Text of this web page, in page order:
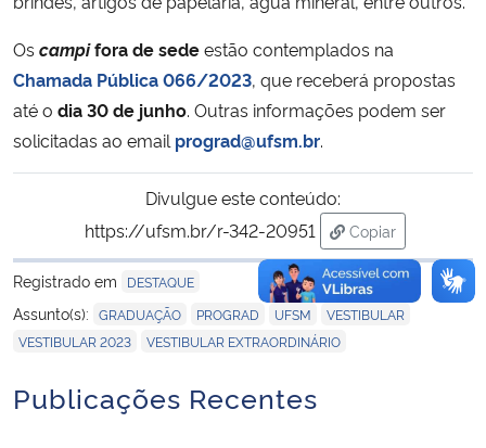
Os campifora de sedeestão contemplados na
Chamada Pública 066/2023, que receberá propostas
até o dia 30 de junho. Outras informações podem ser
solicitadas ao email prograd@ufsm.br.
Divulgue este conteúdo:
https://ufsm.br/r-342-20951
Copiar
para área de
Registrado em
DESTAQUE
Assunto(s): GRADUAÇÃO PROGRAD UFSM VESTIBULAR
VESTIBULAR 2023 VESTIBULAR EXTRAORDINÁRIO
Publicações Recentes